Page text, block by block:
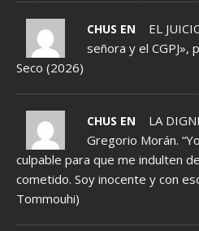
CHUS EN
EL
señora y el CGPJ»,
Seco (2026)
CHUS EN
LA
Gregorio Morán.
culpable para que me indulten
cometido. Soy inocente y con
Tommouhi)